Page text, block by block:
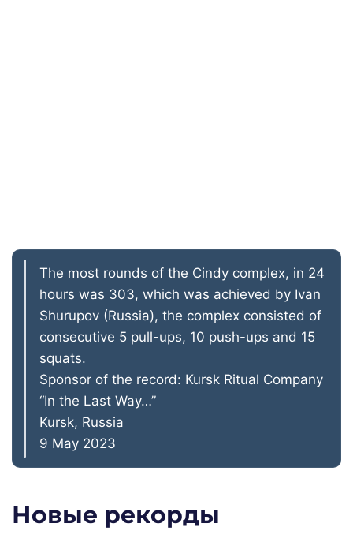
The most rounds of the Cindy complex, in 24
hours was 303, which was achieved by Ivan
Shurupov (Russia), the complex consisted of
consecutive 5 pull-ups, 10 push-ups and 15
squats.
Sponsor of the record: Kursk Ritual Company
“In the Last Way…”
Kursk, Russia
9 May 2023
Новые рекорды